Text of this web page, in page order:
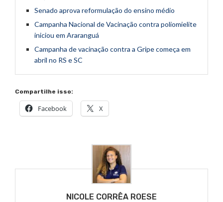
Senado aprova reformulação do ensino médio
Campanha Nacional de Vacinação contra poliomielite
iniciou em Araranguá
Campanha de vacinação contra a Gripe começa em
abril no RS e SC
Compartilhe isso:
Facebook X
NICOLE CORRÊA ROESE